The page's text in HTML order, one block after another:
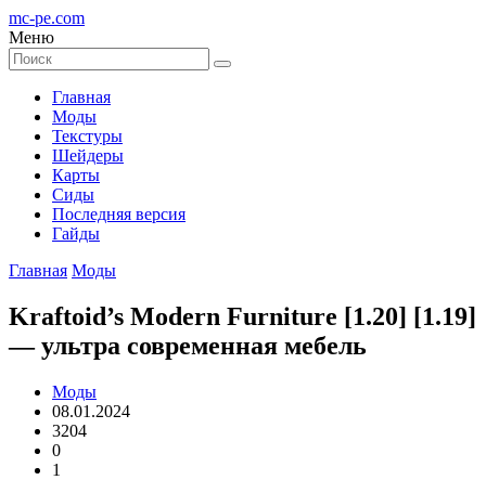
mc-pe.com
Меню
Главная
Моды
Текстуры
Шейдеры
Карты
Сиды
Последняя версия
Гайды
Главная Моды
Kraftoid’s Modern Furniture [1.20] [1.19]
— ультра современная мебель
Моды
08.01.2024
3204
0
1